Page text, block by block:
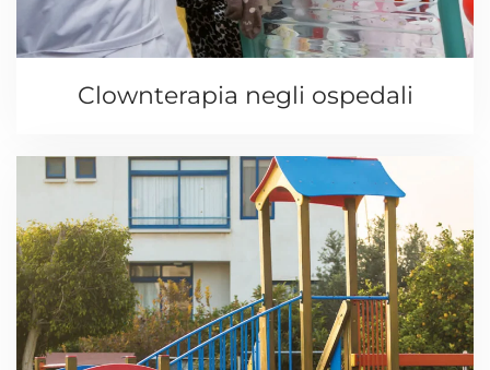
Clownterapia negli ospedali